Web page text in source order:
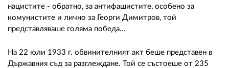
нацистите - обратно, за антифашистите, особено за
комунистите и лично за Георги Димитров, той
представляваше голяма победа...
На 22 юли 1933 г. обвинителният акт беше представен в
Държавния съд за разглеждане. Той се състоеше от 235